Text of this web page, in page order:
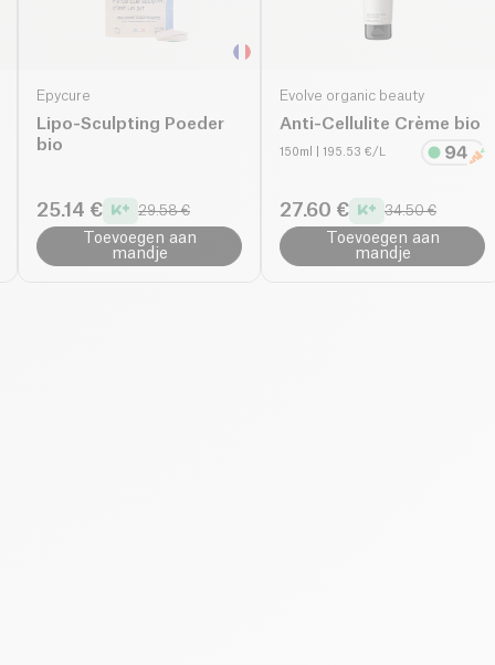
Epycure
Lipo-Sculpting Poeder
bio
25.14 € 29.58 €
Toevoegen aan
mandje
Evolve organic beauty
Anti-Cellulite Crème bio
150ml | 195.53 €/L
27.60 € 34.50 €
Toevoegen aan
mandje